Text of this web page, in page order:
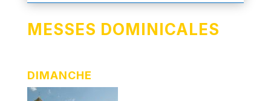
MESSES DOMINICALES
DIMANCHE